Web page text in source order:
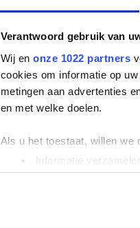
Verantwoord gebruik van
Wij en onze 1022 partners
cookies om informatie op
metingen aan advertenties
en met welke doelen.
Als u het toestaat, willen we
Informatie
Uw apparaat
Lees meer over hoe uw